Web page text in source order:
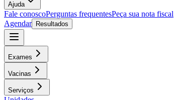
Ajuda
Fale conoscoPerguntas frequentesPeça sua nota fiscal
Agendar
Resultados
Exames
Vacinas
Serviços